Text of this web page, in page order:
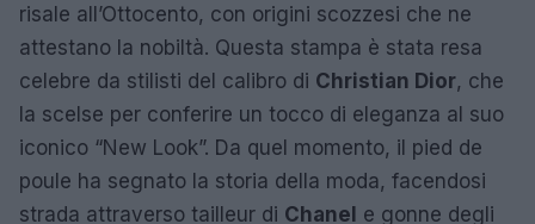
risale all’Ottocento, con origini scozzesi che ne
attestano la nobiltà. Questa stampa è stata resa
celebre da stilisti del calibro di Christian Dior, che
la scelse per conferire un tocco di eleganza al suo
iconico “New Look”. Da quel momento, il pied de
poule ha segnato la storia della moda, facendosi
strada attraverso tailleur di Chanel e gonne degli